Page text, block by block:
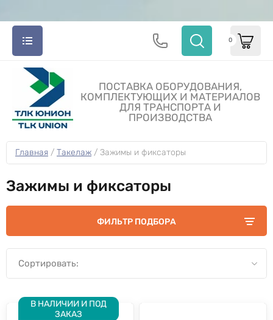
ПОСТАВКА ОБОРУДОВАНИЯ,
КОМПЛЕКТУЮЩИХ И МАТЕРИАЛОВ
ДЛЯ ТРАНСПОРТА И
ПРОИЗВОДСТВА
0
Главная / Такелаж / Зажимы и фиксаторы
Зажимы и фиксаторы
ФИЛЬТР ПОДБОРА
Сортировать:
В НАЛИЧИИ И ПОД
ЗАКАЗ